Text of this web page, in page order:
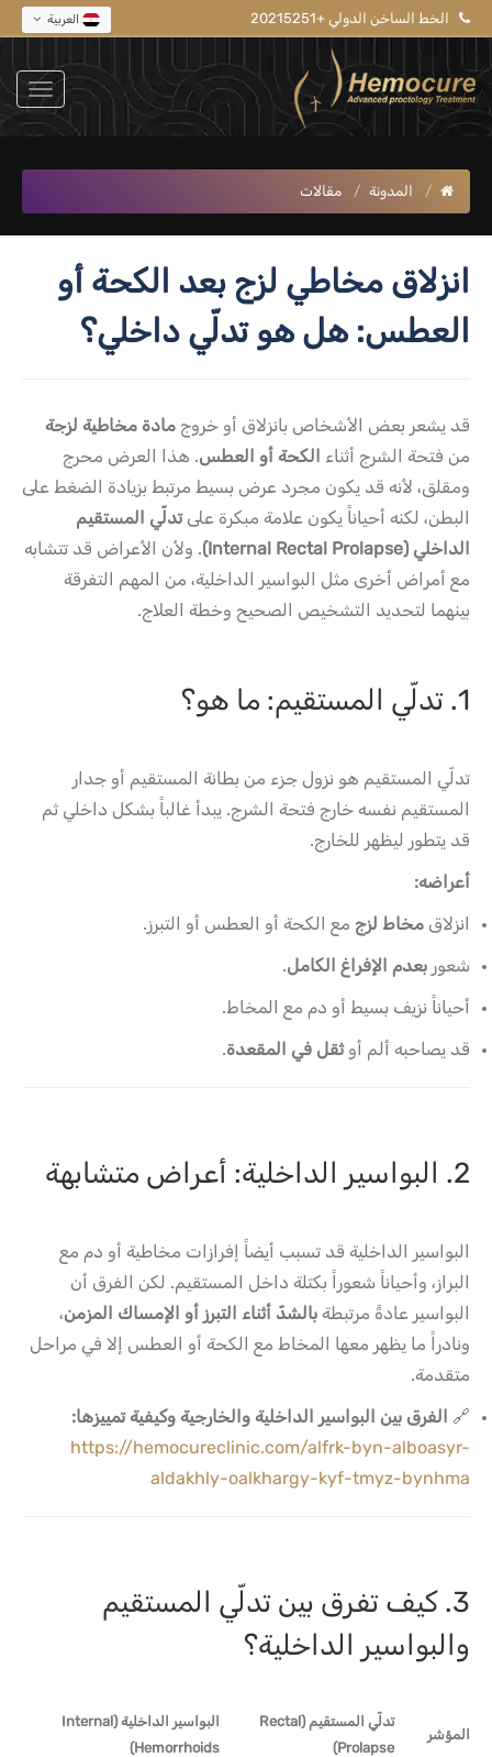
الخط الساخن الدولي +20215251
المدونة مقالات
انزلاق مخاطي لزج بعد الكحة أو
العطس: هل هو تدلّي داخلي؟
قد يشعر بعض الأشخاص بانزلاق أو خروج مادة مخاطية لزجة
من فتحة الشرج أثناء الكحة أو العطس. هذا العرض محرج
ومقلق، لأنه قد يكون مجرد عرض بسيط مرتبط بزيادة الضغط على
البطن، لكنه أحياناً يكون علامة مبكرة علىتدلّي المستقيم
الداخلي (Internal Rectal Prolapse)
. ولأن الأعراض قد تتشابه
مع أمراض أخرى مثل البواسير الداخلية، من المهم التفرقة
بينهما لتحديد التشخيص الصحيح وخطة العلاج.
1. تدلّي المستقيم: ما هو؟
تدلّي المستقيم هو نزول جزء من بطانة المستقيم أو جدار
المستقيم نفسه خارج فتحة الشرج. يبدأ غالباً بشكل داخلي ثم
قد يتطور ليظهر للخارج.
أعراضه:
انزلاق مخاط لزج مع الكحة أو العطس أو التبرز.
شعور بعدم الإفراغ الكامل.
أحياناً نزيف بسيط أو دم مع المخاط.
قد يصاحبه ألم أوثقل في المقعدة.
2. البواسير الداخلية: أعراض متشابهة
البواسير الداخلية قد تسبب أيضاً إفرازات مخاطية أو دم مع
البراز، وأحياناً شعوراً بكتلة داخل المستقيم. لكن الفرق أن
البواسير عادةً مرتبطة بالشدّ أثناء التبرز أو الإمساك المزمن،
ونادراً ما يظهر معها المخاط مع الكحة أو العطس إلا في مراحل
متقدمة.
🔗 الفرق بين البواسير الداخلية والخارجية وكيفية تمييزها:
https://hemocureclinic.com/alfrk-byn-alboasyr-
aldakhly-oalkhargy-kyf-tmyz-bynhma
3. كيف تفرق بين تدلّي المستقيم
والبواسير الداخلية؟
المؤشر
تدلّي المستقيم (Rectal
Prolapse)
البواسير الداخلية (Internal
Hemorrhoids)